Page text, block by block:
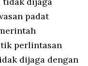
padat
perlintasan
dijaga dengan